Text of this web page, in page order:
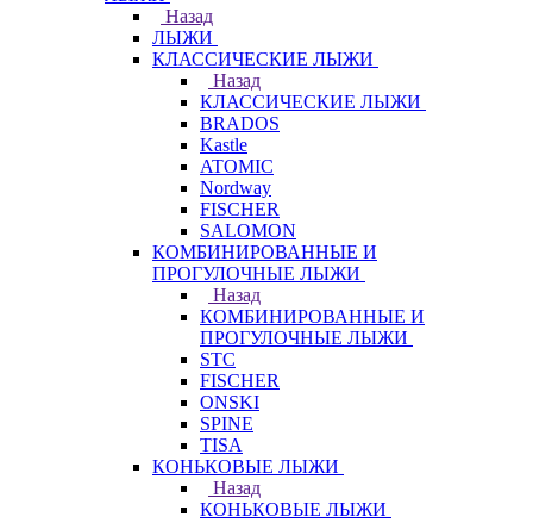
Назад
ЛЫЖИ
КЛАССИЧЕСКИЕ ЛЫЖИ
Назад
КЛАССИЧЕСКИЕ ЛЫЖИ
BRADOS
Kastle
ATOMIC
Nordway
FISCHER
SALOMON
КОМБИНИРОВАННЫЕ И
ПРОГУЛОЧНЫЕ ЛЫЖИ
Назад
КОМБИНИРОВАННЫЕ И
ПРОГУЛОЧНЫЕ ЛЫЖИ
STC
FISCHER
ONSKI
SPINE
TISA
КОНЬКОВЫЕ ЛЫЖИ
Назад
КОНЬКОВЫЕ ЛЫЖИ